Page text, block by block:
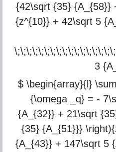
{42\sqrt {35} {A_{58}}
{z^{10}} + 42\sqrt 5
3
$ \begin{array}{l}
{\omega _q} = -
{A_{32}} + 21\sqrt
{35} {A_{51}}}
{A_{43}} + 147\sqrt 5